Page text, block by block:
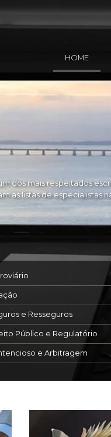
HOME
dos mais respeitados
as listas de especialistas
e Resseguros
Público e Regulatório
e Arbitragem